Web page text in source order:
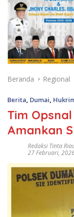
Beranda Regional
Berita Dumai
Tim
Amankan
Redaksi Tinta
27 Februari,